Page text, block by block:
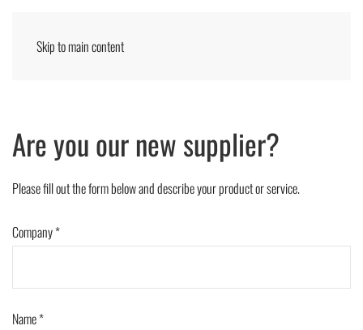
Skip to main content
Are you our new supplier?
Please fill out the form below and describe your product or service.
Company *
Name *